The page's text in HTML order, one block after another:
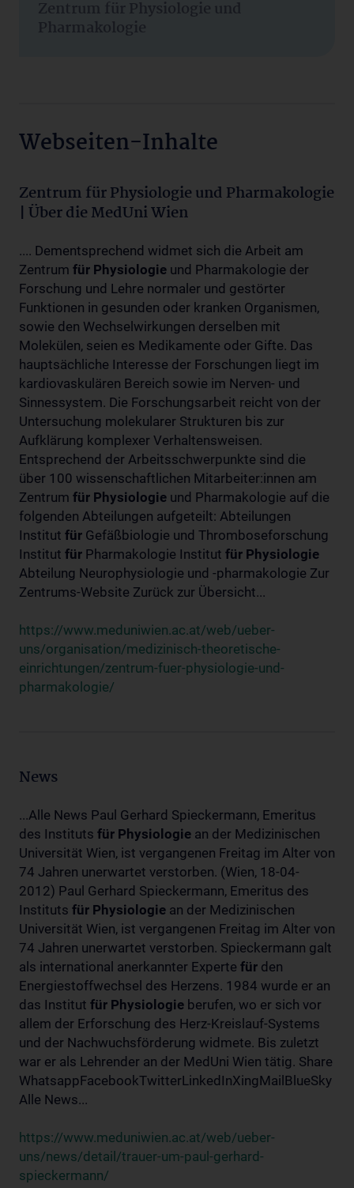
Zentrum für Physiologie und
Pharmakologie
Webseiten-Inhalte
Zentrum für Physiologie und Pharmakologie
| Über die MedUni Wien
.... Dementsprechend widmet sich die Arbeit am
Zentrum für Physiologie und Pharmakologie der
Forschung und Lehre normaler und gestörter
Funktionen in gesunden oder kranken Organismen,
sowie den Wechselwirkungen derselben mit
Molekülen, seien es Medikamente oder Gifte. Das
hauptsächliche Interesse der Forschungen liegt im
kardiovaskulären Bereich sowie im Nerven- und
Sinnessystem. Die Forschungsarbeit reicht von der
Untersuchung molekularer Strukturen bis zur
Aufklärung komplexer Verhaltensweisen.
Entsprechend der Arbeitsschwerpunkte sind die
über 100 wissenschaftlichen Mitarbeiter:innen am
Zentrum für Physiologie und Pharmakologie auf die
folgenden Abteilungen aufgeteilt: Abteilungen
Institut für Gefäßbiologie und Thromboseforschung
Institut für Pharmakologie Institut für Physiologie
Abteilung Neurophysiologie und -pharmakologie Zur
Zentrums-Website Zurück zur Übersicht...
https://www.meduniwien.ac.at/web/ueber-
uns/organisation/medizinisch-theoretische-
einrichtungen/zentrum-fuer-physiologie-und-
pharmakologie/
News
...Alle News Paul Gerhard Spieckermann, Emeritus
des Instituts für Physiologie an der Medizinischen
Universität Wien, ist vergangenen Freitag im Alter von
74 Jahren unerwartet verstorben. (Wien, 18-04-
2012) Paul Gerhard Spieckermann, Emeritus des
Instituts für Physiologie an der Medizinischen
Universität Wien, ist vergangenen Freitag im Alter von
74 Jahren unerwartet verstorben. Spieckermann galt
als international anerkannter Experte für den
Energiestoffwechsel des Herzens. 1984 wurde er an
das Institut für Physiologie berufen, wo er sich vor
allem der Erforschung des Herz-Kreislauf-Systems
und der Nachwuchsförderung widmete. Bis zuletzt
war er als Lehrender an der MedUni Wien tätig. Share
WhatsappFacebookTwitterLinkedInXingMailBlueSky
Alle News...
https://www.meduniwien.ac.at/web/ueber-
uns/news/detail/trauer-um-paul-gerhard-
spieckermann/